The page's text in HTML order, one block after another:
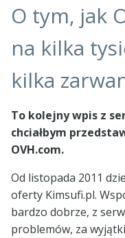
O tym, jak
na kilka
kilka
To kolejny wpis z
chciałbym
OVH.com.
Od listopada 2011
oferty Kimsufi.pl.
bardzo dobrze, z
problemów, za